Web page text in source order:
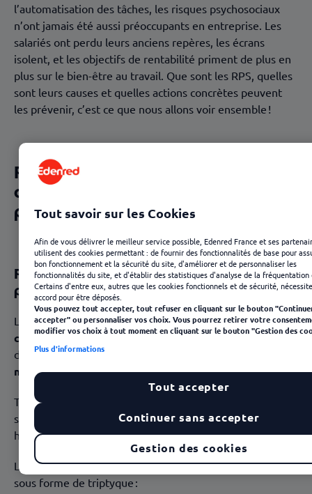
l’automatisation des tâches, les risques psychosociaux
n’ont jamais été aussi préoccupants en entreprise. Les
salariés ont perdu leurs anciens repères, les écrans
isolent, et les objectifs de rentabilité priment de plus en
plus sur le bien-être au travail. Que sont les RPS, quelles
sont leurs causes et quelles actions concrètes peuvent
les prévenir, c’est ce que nous allons voir ensemble !
RPS au travail : définition et
conséquences des risques
psychosociaux
Risques psychosociaux (RPS) : de quoi
parle-t-on ?
Les risques psychosociaux regroupent les
comportements et les facteurs sociaux
d’avoir unimpact négatif sur l’équilibre et la santé
mentale et physique des salariés.
Tous égaux devant le fléau ! Les RPS n’épargnent aucun
secteur d’activité, aucun métier et aucune position
hiérarchique.
Les risques psychosociaux sont bien souvent présentés
sous forme de triptyque :
Tout savoir sur les Cookies
Afin de vous délivrer le meilleur service possible, Edenred France et ses
utilisent des cookies permettant : de fournir des fonctionnalités de base pour
bon fonctionnement et la sécurité du site, d'améliorer et de personnaliser les
fonctionnalités du site, et d'établir des statistiques d'analyse de la fréquentation
Certains d'entre eux, autres que les cookies fonctionnels et de sécurité,
accord pour être déposés.
Vous pouvez tout accepter, tout refuser en cliquant sur le bouton
accepter" ou personnaliser vos choix. Vous pourrez retirer votre
modifier vos choix à tout moment en cliquant sur le bouton "Gestion des
Plus d'informations
Gestion des cookies
Continuer sans accepter
Tout accepter